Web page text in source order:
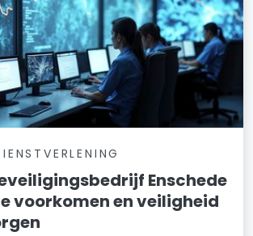
Enschede
voorkomen en veiligheid